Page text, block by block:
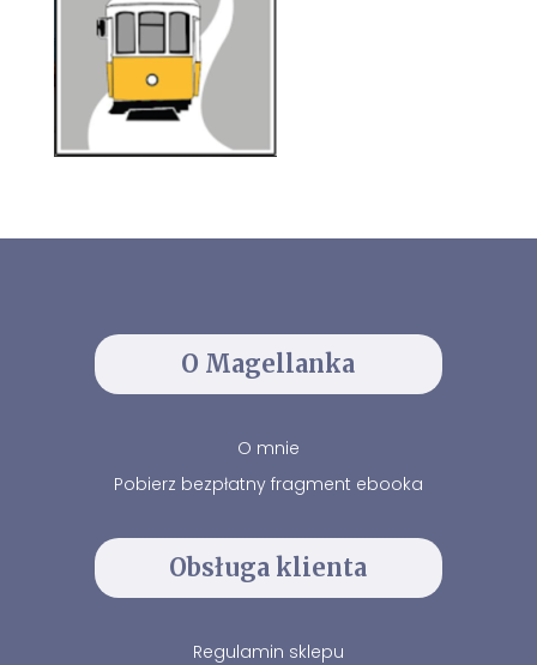
O Magellanka
O mnie
Pobierz bezpłatny fragment ebooka
Obsługa klienta
Regulamin sklepu